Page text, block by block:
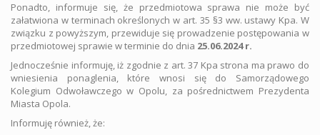
Ponadto, informuje się, że przedmiotowa sprawa nie może być
załatwiona w terminach określonych w art. 35 §3 ww. ustawy Kpa. W
związku z powyższym, przewiduje się prowadzenie postępowania w
przedmiotowej sprawie w terminie do dnia 25.06.2024 r.
Jednocześnie informuję, iż zgodnie z art. 37 Kpa strona ma prawo do
wniesienia ponaglenia, które wnosi się do Samorządowego
Kolegium Odwoławczego w Opolu, za pośrednictwem Prezydenta
Miasta Opola.
Informuję również, że: